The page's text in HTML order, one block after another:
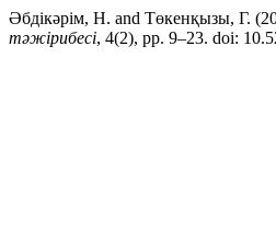
Әбдікәрім, Н. and
тәжірибесі, 4(2), pp. 9–23. doi: